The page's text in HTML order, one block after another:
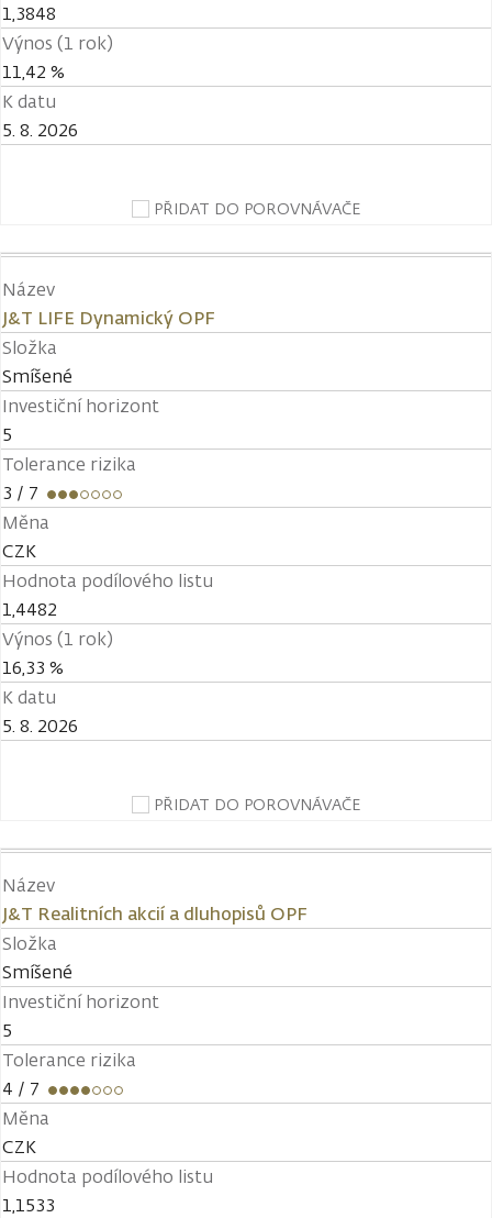
1,3848
Výnos (1 rok)
11,42 %
K datu
5. 8. 2026
PŘIDAT DO POROVNÁVAČE
Název
J&T LIFE Dynamický OPF
Složka
Smíšené
Investiční horizont
5
Tolerance rizika
3 / 7
Měna
CZK
Hodnota podílového listu
1,4482
Výnos (1 rok)
16,33 %
K datu
5. 8. 2026
PŘIDAT DO POROVNÁVAČE
Název
J&T Realitních akcií a dluhopisů OPF
Složka
Smíšené
Investiční horizont
5
Tolerance rizika
4 / 7
Měna
CZK
Hodnota podílového listu
1,1533